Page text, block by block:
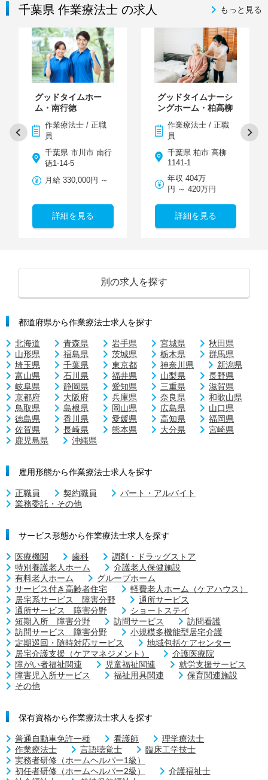
千葉県 作業療法士 の求人 もっと見る
グッドタイムホー
ム・南行徳
作業療法士 / 正職
員
千葉県 市川市 南行
徳1-14-5
月給 330,000円 ～
詳細を見る
グッドタイムナーシ
ングホーム・柏高柳
作業療法士 / 正職
員
千葉県 柏市 高柳
1141-1
年収 404万
円 ～ 420万円
詳細を見る
別の求人を探す
都道府県から作業療法士求人を探す
北海道 青森県 岩手県 宮城県
秋田県
山形県
福島県 茨城県 栃木県
群馬県
埼玉県
千葉県 東京都 神奈川県
新潟県
富山県
石川県 福井県 山梨県
長野県
岐阜県
静岡県 愛知県 三重県
滋賀県
京都府
大阪府 兵庫県 奈良県
和歌山県
鳥取県
島根県 岡山県 広島県
山口県
徳島県
香川県 愛媛県 高知県
福岡県
佐賀県
長崎県 熊本県 大分県
宮崎県
鹿児島県
沖縄県
雇用形態から作業療法士求人を探す
正職員 契約職員
パート・アルバイト
業務委託・その他
サービス形態から作業療法士求人を探す
医療機関 歯科
調剤・ドラッグストア
特別養護老人ホーム
介護老人保健施設
有料老人ホーム
グループホーム
サービス付き高齢者住宅
軽費老人ホーム（ケアハウス）
居宅系サービス 障害分野
通所サービス
通所サービス 障害分野
ショートステイ
短期入所 障害分野
訪問サービス
訪問看護
訪問サービス 障害分野
小規模多機能型居宅介護
定期巡回・随時対応サービス
地域包括ケアセンター
居宅介護支援（ケアマネジメント）
介護医療院
障がい者福祉関連
児童福祉関連
就労支援サービス
障害児入所サービス
福祉用具関連
保育関連施設
その他
保有資格から作業療法士求人を探す
普通自動車免許一種 看護師
理学療法士
作業療法士
言語聴覚士
臨床工学技士
実務者研修（ホームヘルパー1級）
初任者研修（ホームヘルパー2級）
介護福祉士